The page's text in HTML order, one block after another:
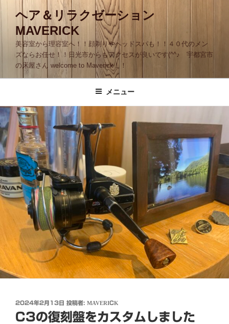
ス
プ
ヘア＆リラクゼーション
MAVERICK
美容室から理容室へ！！顔剃りやヘッドスパも！！４０代のメン
ズならお任せ！！日光市からもアクセスが良いです(^^♪ 宇都宮市
の床屋さん welcome to Maverick！！
メニュー
投
稿
日:
2024年2月13日 投稿者: MAVERICK
C3の復刻盤をカスタムしました